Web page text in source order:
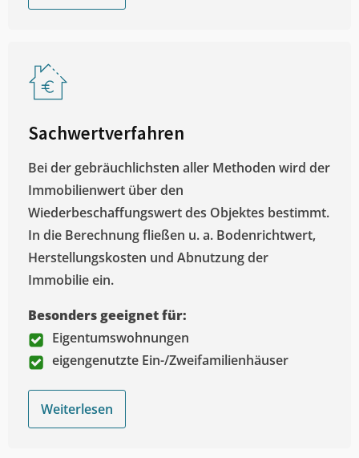
Sachwertverfahren
Bei der gebräuchlichsten aller Methoden wird der
Immobilienwert über den
Wiederbeschaffungswert des Objektes bestimmt.
In die Berechnung fließen u. a. Bodenrichtwert,
Herstellungskosten und Abnutzung der
Immobilie ein.
Besonders geeignet für:
Eigentumswohnungen
eigengenutzte Ein-/Zweifamilienhäuser
Weiterlesen